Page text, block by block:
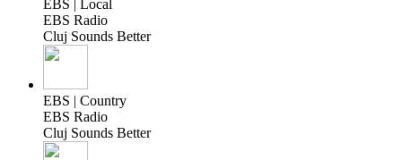
EBS | Local
EBS Radio
Cluj Sounds Better
EBS | Country
EBS Radio
Cluj Sounds Better